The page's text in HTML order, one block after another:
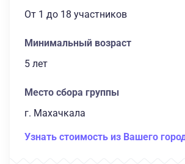
От 1 до 18 участников
Минимальный возраст
5 лет
Место сбора группы
г. Махачкала
Узнать стоимость из Вашего